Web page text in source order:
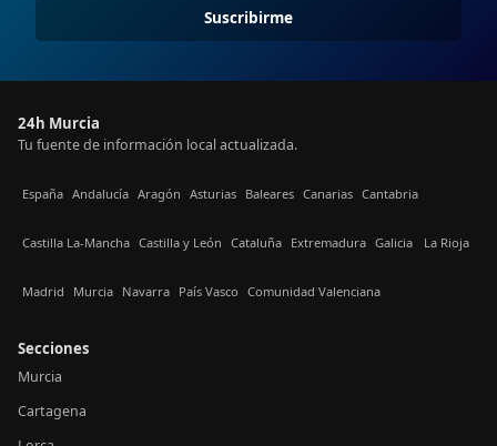
Suscribirme
24h Murcia
Tu fuente de información local actualizada.
España Andalucía Aragón Asturias Baleares Canarias Cantabria
Castilla La-Mancha Castilla y León Cataluña Extremadura Galicia La Rioja
Madrid Murcia Navarra País Vasco Comunidad Valenciana
Secciones
Murcia
Cartagena